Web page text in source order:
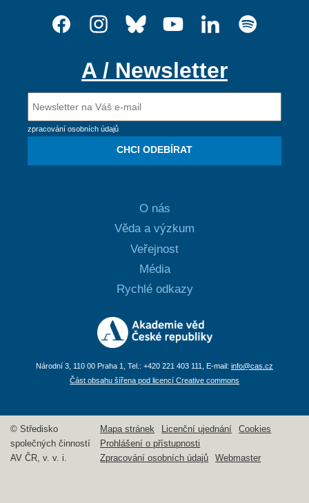
A / Newsletter
zpracování osobních údajů
CHCI ODEBÍRAT
O nás
Věda a výzkum
Veřejnost
Média
Rychlé odkazy
Národní 3, 110 00 Praha 1, Tel.: +420 221 403 111, E-mail: info@cas.cz
Část obsahu šířena pod licencí Creative commons
© Středisko
společných činností
AV ČR, v. v. i.
Mapa stránek Licenční ujednání
Cookies
Prohlášení o přístupnosti
Zpracování osobních údajů
Webmaster